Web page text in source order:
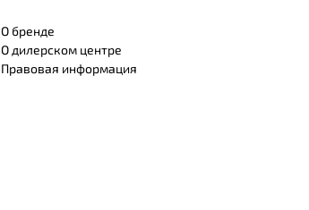
О бренде
О дилерском центре
Правовая информация